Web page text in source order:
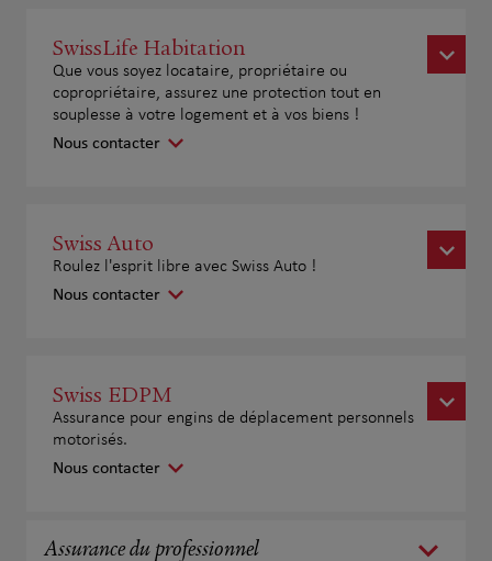
SwissLife Habitation
Que vous soyez locataire, propriétaire ou
copropriétaire, assurez une protection tout en
souplesse à votre logement et à vos biens !
Nous contacter
Swiss Auto
Roulez l'esprit libre avec Swiss Auto !
Nous contacter
Swiss EDPM
Assurance pour engins de déplacement personnels
motorisés.
Nous contacter
Assurance du professionnel